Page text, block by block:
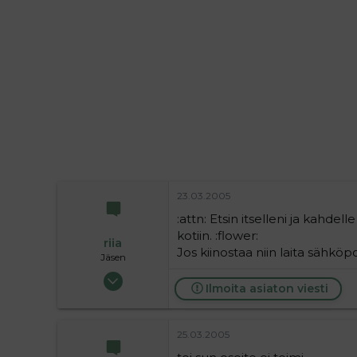
riia
Jäsen
15.06.2004
23.03.2005
:attn: Etsin itselleni ja
kotiin. :flower:
Jos kiinostaa niin laita
Ilmoita asiaton viesti
25.03.2005